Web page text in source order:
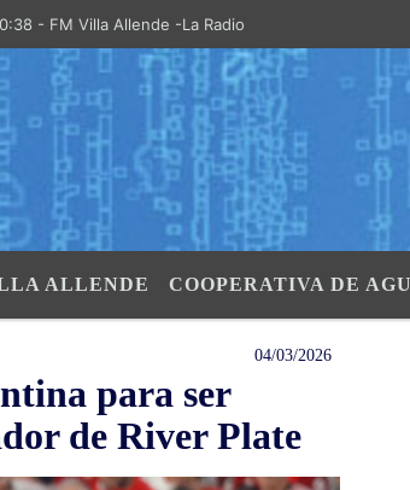
Villa Allende -La Radio de la Villa- "El Aire de
ALLENDE COOPERATIVA DE
04/03/2026
para ser
de River Plate